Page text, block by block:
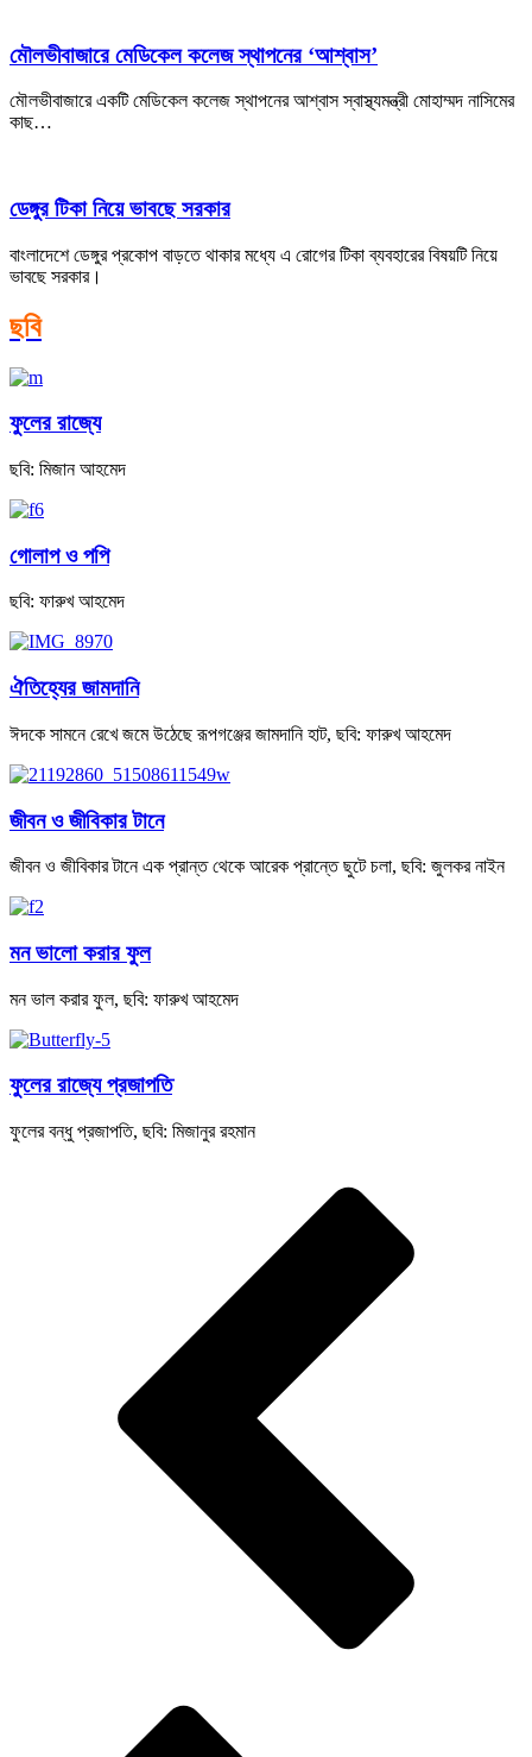
মৌলভীবাজারে মেডিকেল কলেজ স্থাপনের ‘আশ্বাস’
মৌলভীবাজারে একটি মেডিকেল কলেজ স্থাপনের আশ্বাস স্বাস্থ্যমন্ত্রী মোহাম্মদ নাসিমের
কাছ…
ডেঙ্গুর টিকা নিয়ে ভাবছে সরকার
বাংলাদেশে ডেঙ্গুর প্রকোপ বাড়তে থাকার মধ্যে এ রোগের টিকা ব্যবহারের বিষয়টি নিয়ে
ভাবছে সরকার।
ছবি
ফুলের রাজ্যে
ছবি: মিজান আহমেদ
গোলাপ ও পপি
ছবি: ফারুখ আহমেদ
ঐতিহ্যের জামদানি
ঈদকে সামনে রেখে জমে উঠেছে রূপগঞ্জের জামদানি হাট, ছবি: ফারুখ আহমেদ
জীবন ও জীবিকার টানে
জীবন ও জীবিকার টানে এক প্রান্ত থেকে আরেক প্রান্তে ছুটে চলা, ছবি: জুলকর নাইন
মন ভালো করার ফুল
মন ভাল করার ফুল, ছবি: ফারুখ আহমেদ
ফুলের রাজ্যে প্রজাপতি
ফুলের বন্ধু প্রজাপতি, ছবি: মিজানুর রহমান